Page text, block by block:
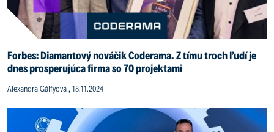
Forbes: Diamantový nováčik Coderama. Z tímu troch ľudí je
dnes prosperujúca firma so 70 projektami
Alexandra Gálfyová , 18.11.2024